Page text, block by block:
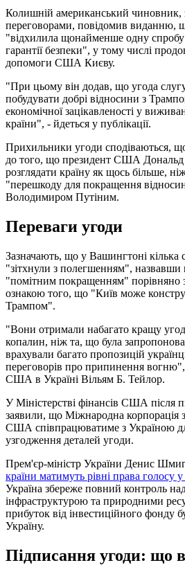
Колишній американський чиновник,
переговорами, повідомив виданню,
"відхилила щонайменше одну спробу
гарантії безпеки", у тому числі
допомоги США Києву.
"При цьому він додав, що угода
побудувати добрі відносини з
економічної зацікавленості у
країни", - йдеться у публікації.
Прихильники угоди сподіваються,
до того, що президент США
розглядати країну як щось більше,
"перешкоду для покращення
Володимиром Путіним.
Переваги угоди
Зазначають, що у Вашингтоні кілька
"зітхнули з полегшенням", назвавши
"помітним покращенням" порівняно
ознакою того, що "Київ може
Трампом".
"Вони отримали набагато кращу
копалин, ніж та, що була
врахували багато пропозицій
переговорів про припинення
США в Україні Вільям Б. Тейлор.
У Міністерстві фінансів США після
заявили, що Міжнародна корпорація
США співпрацюватиме з Україною
узгодження деталей угоди.
Прем'єр-міністр України Денис
країни матимуть рівні права голосу
Україна збереже повний контроль
інфраструктурою та природними
прибуток від інвестиційного фонду
Україну.
Підписання угоди: що